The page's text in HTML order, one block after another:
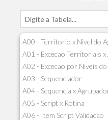
A00 - Territorio x Nivel do
A01 - Excecao Territoriais x
A02 - Excecao por Niveis
A03 - Sequenciador
A04 - Sequencia x
A05 - Script x Rotina
A06 - Item Script Validacao